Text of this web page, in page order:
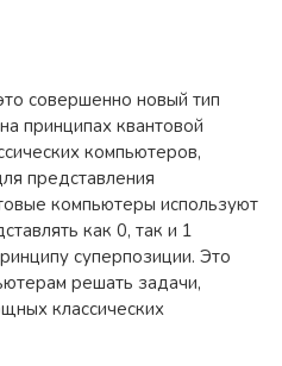
совершенно новый тип
принципах квантовой
компьютеров,
представления
компьютеры используют
как 0, так и 1
суперпозиции. Это
решать задачи,
классических